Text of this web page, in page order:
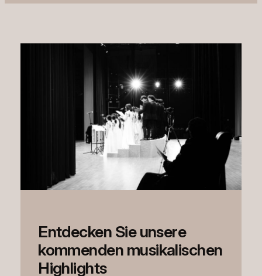
Entdecken Sie unsere
kommenden musikalischen
Highlights